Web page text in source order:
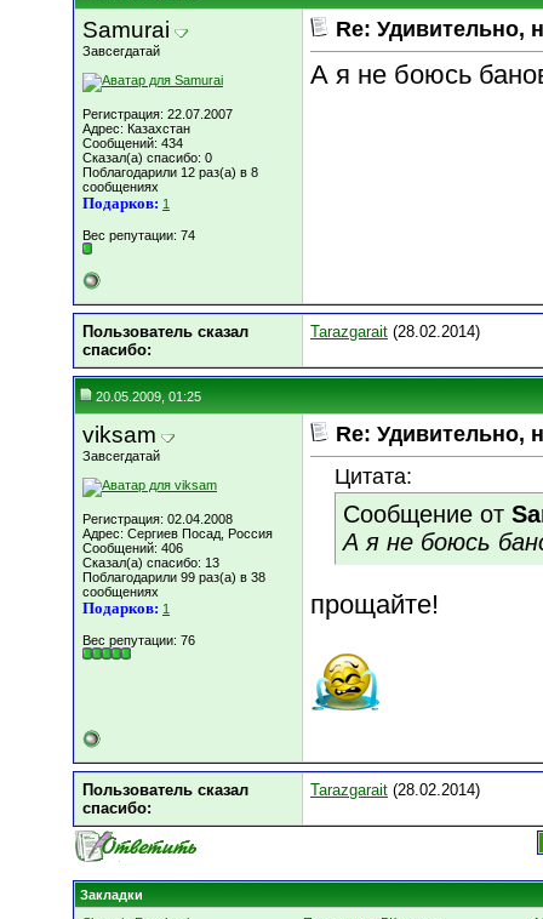
Samurai
Завсегдатай
Регистрация: 22.07.2007
Адрес: Казахстан
Сообщений: 434
Сказал(а) спасибо: 0
Поблагодарили 12 раз(а) в 8
сообщениях
Подарков: 1
Вес репутации: 74
Re: Удивительно,
А я не боюсь
Пользователь сказал
cпасибо:
Tarazgarait (28.02.2014)
20.05.2009, 01:25
viksam
Завсегдатай
Регистрация: 02.04.2008
Адрес: Сергиев Посад, Россия
Сообщений: 406
Сказал(а) спасибо: 13
Поблагодарили 99 раз(а) в 38
сообщениях
Подарков: 1
Вес репутации: 76
Re: Удивительно,
Цитата:
Сообщение от
А я не боюсь
прощайте!
Пользователь сказал
cпасибо:
Tarazgarait (28.02.2014)
Закладки